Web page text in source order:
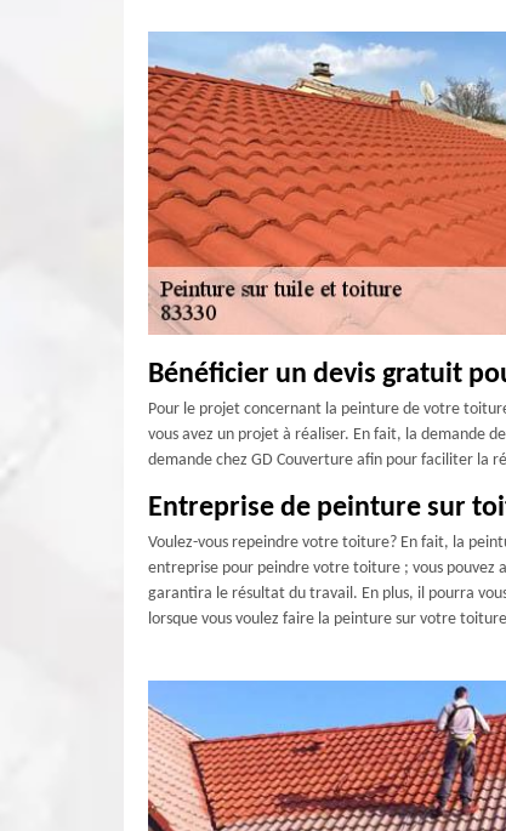
Bénéficier un devis gratuit
Pour le projet concernant la peinture de votre
vous avez un projet à réaliser. En fait, la demande
demande chez GD Couverture afin pour faciliter la
Entreprise de peinture sur
Voulez-vous repeindre votre toiture? En fait, la
entreprise pour peindre votre toiture ; vous pouvez
garantira le résultat du travail. En plus, il pourra
lorsque vous voulez faire la peinture sur votre